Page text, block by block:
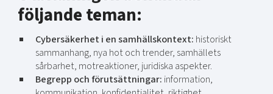
följande teman:
Cybersäkerhet i en samhällskontext: historiskt
sammanhang, nya hot och trender, samhällets
sårbarhet, motreaktioner, juridiska aspekter.
Begrepp och förutsättningar: information,